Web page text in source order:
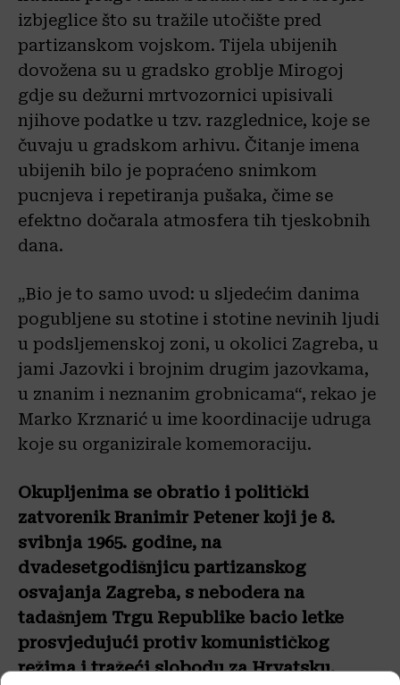
izbjeglice što su tražile utočište pred
partizanskom vojskom. Tijela ubijenih
dovožena su u gradsko groblje Mirogoj
gdje su dežurni mrtvozornici upisivali
njihove podatke u tzv. razglednice, koje se
čuvaju u gradskom arhivu. Čitanje imena
ubijenih bilo je popraćeno snimkom
pucnjeva i repetiranja pušaka, čime se
efektno dočarala atmosfera tih tjeskobnih
dana.
„Bio je to samo uvod: u sljedećim danima
pogubljene su stotine i stotine nevinih ljudi
u podsljemenskoj zoni, u okolici Zagreba, u
jami Jazovki i brojnim drugim jazovkama,
u znanim i neznanim grobnicama“, rekao je
Marko Krznarić u ime koordinacije udruga
koje su organizirale komemoraciju.
Okupljenima se obratio i politički
zatvorenik Branimir Petener koji je 8.
svibnja 1965. godine, na
dvadesetgodišnjicu partizanskog
osvajanja Zagreba, s nebodera na
tadašnjem Trgu Republike bacio letke
prosvjedujući protiv komunističkog
režima i tražeći slobodu za Hrvatsku.